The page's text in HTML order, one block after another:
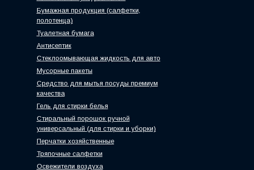
Бумажная продукция (салфетки,
полотенца)
Туалетная бумага
Антисептик
Стеклоомывающая жидкость для авто
Мусорные пакеты
Средство для мытья посуды премиум
качества
Гель для стирки белья
Стиральный порошок ручной
универсальный (для стирки и уборки)
Перчатки хозяйственные
Тряпочные салфетки
Освежители воздуха